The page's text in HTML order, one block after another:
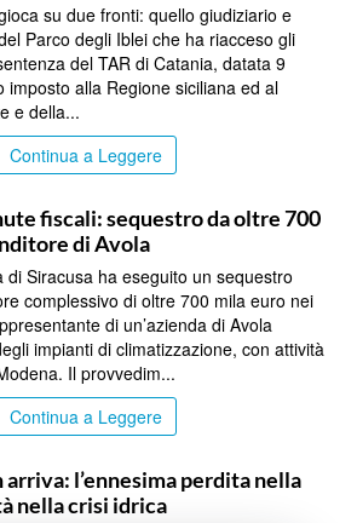
su due fronti: quello giudiziario e
Parco degli Iblei che ha riacceso gli
del TAR di Catania, datata 9
imposto alla Regione siciliana ed al
e della...
Continua a Leggere
fiscali: sequestro da oltre 700
di Avola
di Siracusa ha eseguito un sequestro
complessivo di oltre 700 mila euro nei
di un’azienda di Avola
impianti di climatizzazione, con attività
Il provvedim...
Continua a Leggere
arriva: l’ennesima perdita nella
nella crisi idrica